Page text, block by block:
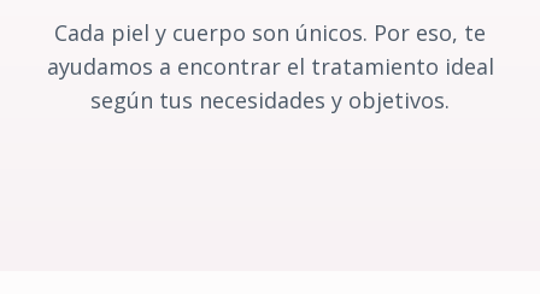
Cada piel y cuerpo son únicos. Por eso, te
ayudamos a encontrar el tratamiento ideal
según tus necesidades y objetivos.